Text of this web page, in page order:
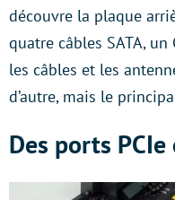
découvre la plaque
quatre câbles SATA,
les câbles et les
d’autre, mais le
Des ports